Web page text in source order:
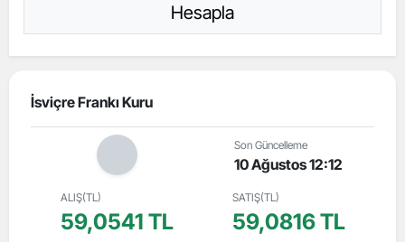
Hesapla
İsviçre Frankı Kuru
Son Güncelleme
10 Ağustos 12:12
ALIŞ(TL)
59,0541 TL
SATIŞ(TL)
59,0816 TL